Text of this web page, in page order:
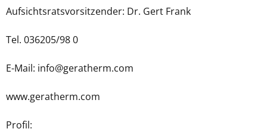
Aufsichtsratsvorsitzender: Dr. Gert Frank
Tel. 036205/98 0
E-Mail: info@geratherm.com
www.geratherm.com
Profil: